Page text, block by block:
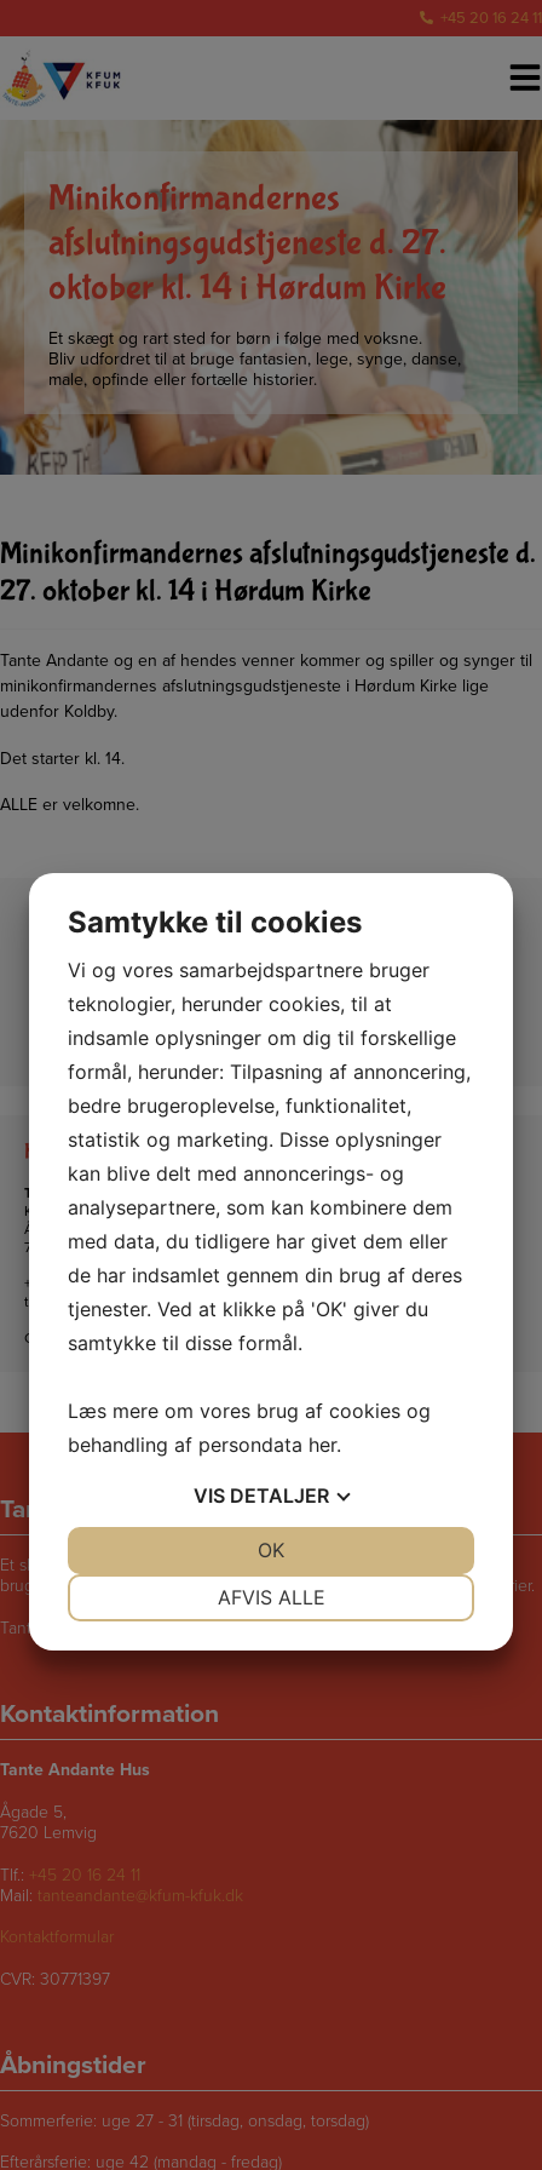
indholdet
+45 20 16 24 11
Minikonfirmandernes
afslutningsgudstjeneste d. 27.
oktober kl. 14 i Hørdum Kirke
Et skægt og rart sted for børn i følge med voksne.
Bliv udfordret til at bruge fantasien, lege, synge, danse,
male, opfinde eller fortælle historier.
Minikonfirmandernes afslutningsgudstjeneste d.
27. oktober kl. 14 i Hørdum Kirke
Tante Andante og en af hendes venner kommer og spiller og synger til
minikonfirmandernes afslutningsgudstjeneste i Hørdum Kirke lige
udenfor Koldby.
Det starter kl. 14.
ALLE er velkomne.
Kontakt os
Tante Andante Hus
KFUM og KFUK i Lemvig
Ågade 5
7620 Lemvig
+45 20 16 24 11
tanteandante@kfum-kfuk.dk
CVR: 30771397
Tante Andantes hus
Et skægt og rart sted for børn i følge med voksne. Bliv udfordret til at
bruge fantasien, lege, synge, danse, male, opfinde eller fortælle historier.
Tante Andantes Hus i Lemvig drives af KFUM og KFUK i Lemvig.
Kontaktinformation
Tante Andante Hus
Ågade 5,
7620 Lemvig
Tlf.: +45 20 16 24 11
Mail: tanteandante@kfum-kfuk.dk
Kontaktformular
CVR: 30771397
Åbningstider
Sommerferie: uge 27 - 31 (tirsdag, onsdag, torsdag)
Efterårsferie: uge 42 (mandag - fredag)
Samtykke til cookies
Vi og vores samarbejdspartnere bruger
teknologier, herunder cookies, til at
indsamle oplysninger om dig til forskellige
formål, herunder: Tilpasning af annoncering,
bedre brugeroplevelse, funktionalitet,
statistik og marketing. Disse oplysninger
kan blive delt med annoncerings- og
analysepartnere, som kan kombinere dem
med data, du tidligere har givet dem eller
de har indsamlet gennem din brug af deres
tjenester. Ved at klikke på 'OK' giver du
samtykke til disse formål.
Læs mere om vores brug af cookies og
behandling af persondata her.
VIS DETALJER
AFVIS ALLE
OK